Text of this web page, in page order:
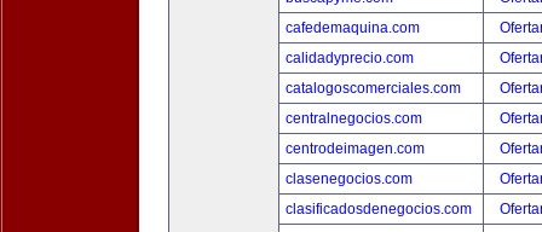
cafedemaquina.com
calidadyprecio.com
catalogoscomerciales.com
centralnegocios.com
centrodeimagen.com
clasenegocios.com
clasificadosdenegocios.com